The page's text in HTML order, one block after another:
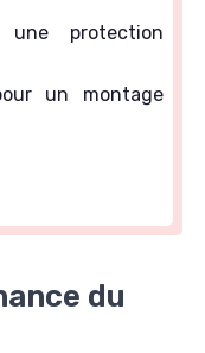
protection
un montage
du